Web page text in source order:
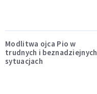
Modlitwa ojca Pio w
trudnych i beznadziejnych
sytuacjach